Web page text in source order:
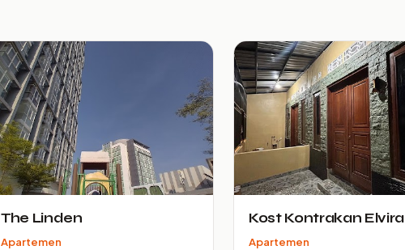
The Linden
Apartemen
Kost Kontrakan Elvira
Apartemen